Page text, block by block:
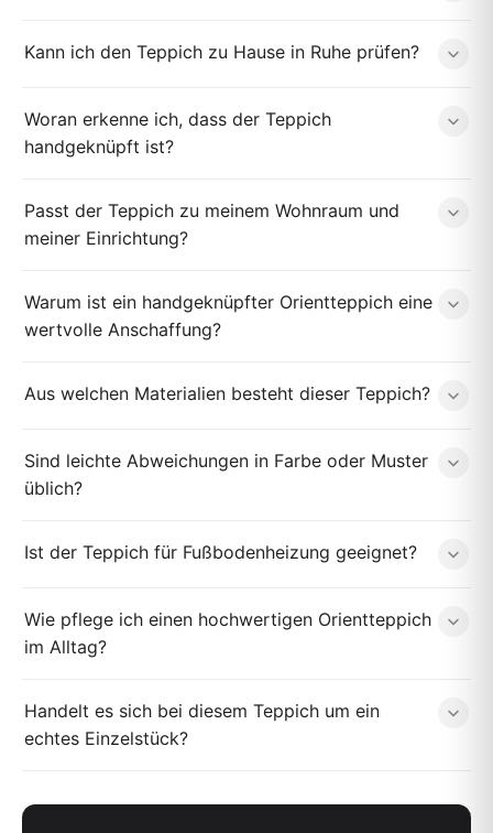
Kann ich den Teppich zu Hause in Ruhe prüfen?
Woran erkenne ich, dass der Teppich
handgeknüpft ist?
Passt der Teppich zu meinem Wohnraum und
meiner Einrichtung?
Warum ist ein handgeknüpfter Orientteppich eine
wertvolle Anschaffung?
Aus welchen Materialien besteht dieser Teppich?
Sind leichte Abweichungen in Farbe oder Muster
üblich?
Ist der Teppich für Fußbodenheizung geeignet?
Wie pflege ich einen hochwertigen Orientteppich
im Alltag?
Handelt es sich bei diesem Teppich um ein
echtes Einzelstück?